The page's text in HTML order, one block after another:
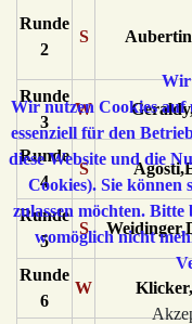
Runde
2
S
Runde
3
W
Runde
4
S
Runde
5
S
Runde
6
W
Wir
Wir nutzen Cookies auf
essenziell für den
diese Website und die
Cookies). Sie können
zulassen möchten. Bitte
womöglich nicht